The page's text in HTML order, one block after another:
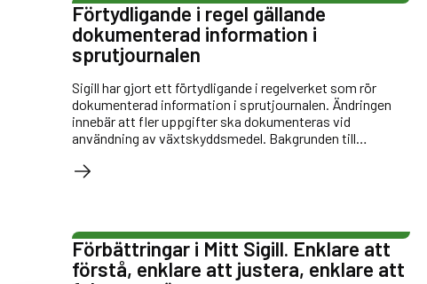
Förtydligande i regel gällande
dokumenterad information i
sprutjournalen
Sigill har gjort ett förtydligande i regelverket som rör
dokumenterad information i sprutjournalen. Ändringen
innebär att fler uppgifter ska dokumenteras vid
användning av växtskyddsmedel. Bakgrunden till
användning av växtskyddsmedel. Berörd regelpunkt finns
Förbättringar i Mitt Sigill. Enklare att
förstå, enklare att justera, enklare att